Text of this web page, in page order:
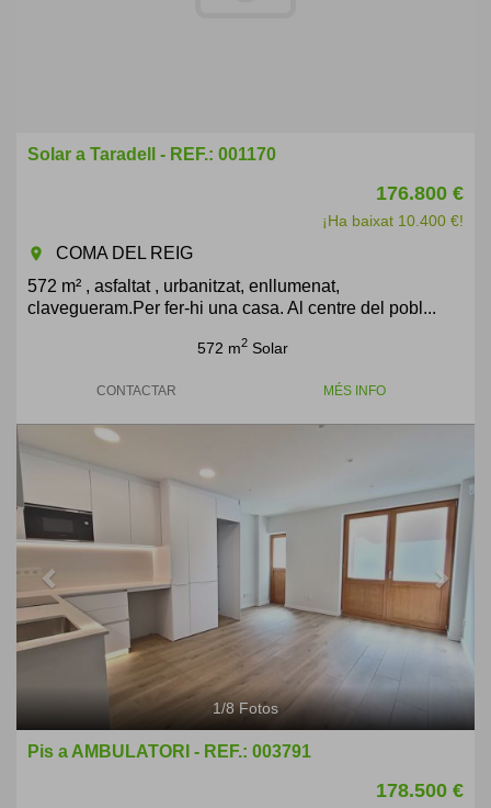
Solar a Taradell - REF.: 001170
176.800 €
¡Ha baixat 10.400 €!
room
COMA DEL REIG
572 m² , asfaltat , urbanitzat, enllumenat,
clavegueram.Per fer-hi una casa. Al centre del pobl...
572 m2 Solar
CONTACTAR MÉS INFO
Previous
1/8Fotos
Pis a AMBULATORI - REF.: 003791
178.500 €